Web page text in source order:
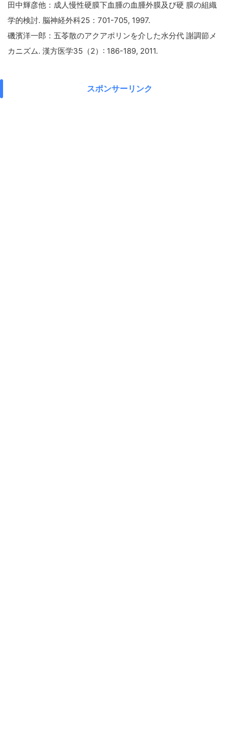
田中輝彦他：成人慢性硬膜下血腫の血腫外膜及び硬 膜の組織
学的検討. 脳神経外科25：701-705, 1997.
磯濱洋一郎：五苓散のアクアポリンを介した水分代 謝調節メ
カニズム. 漢方医学35（2）: 186-189, 2011.
スポンサーリンク